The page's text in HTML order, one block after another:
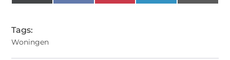
(Twitter)
Tags:
Woningen